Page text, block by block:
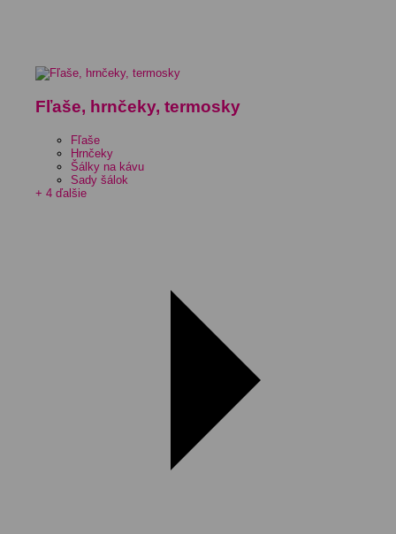
Fľaše, hrnčeky, termosky
Fľaše
Hrnčeky
Šálky na kávu
Sady šálok
+ 4 ďalšie